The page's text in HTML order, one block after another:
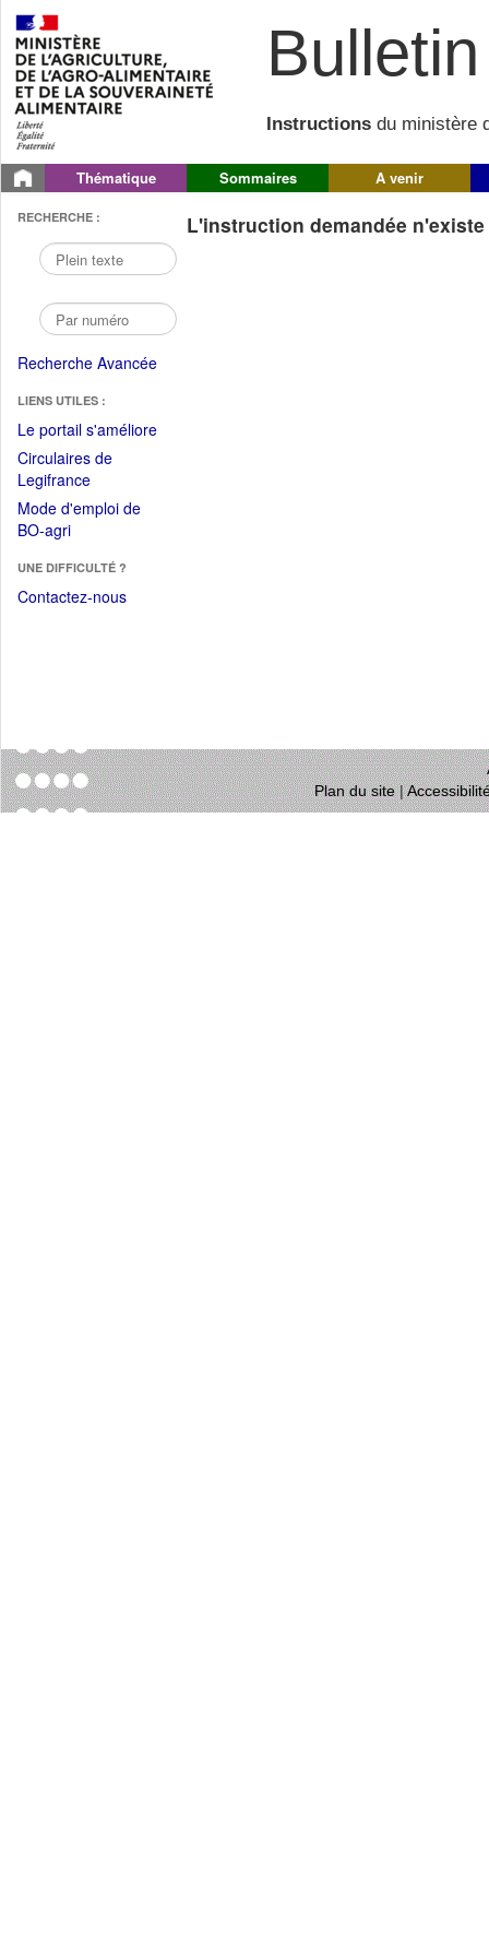
Instructions du ministère
Thématique Sommaires A venir
RECHERCHE :
Recherche Avancée
LIENS UTILES :
Le portail s'améliore(Fichier
Circulaires de
Legifrance(Ouvrir
dans
une
fenêtre)
Mode d'emploi de
BO-agri(Ouvrir
une
nouvelle
UNE DIFFICULTÉ ?
Contactez-nous
L'instruction demandée
Plan du site|